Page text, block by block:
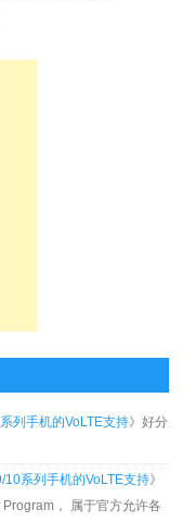
列手机的VoLTE支持》好分
系列手机的VoLTE支持》
， 属于官方允许各